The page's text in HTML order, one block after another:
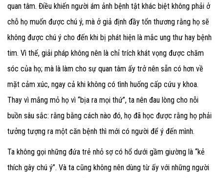
quan tâm. Điều khiến người ám ảnh bệnh tật khác biệt không phải ở
chỗ họ muốn được chú ý, mà ở giả định đầy tổn thương rằng họ sẽ
không được chú ý cho đến khi bị phát hiện là mắc ung thư hay bệnh
tim. Vì thế, giải pháp không nên là chỉ trích khát vọng được chăm
sóc của họ; mà là làm cho sự quan tâm ấy trở nên sẵn có hơn về
mặt cảm xúc, ngay cả khi không có tình huống cấp cứu y khoa.
Thay vì mắng mỏ họ vì “bịa ra mọi thứ”, ta nên đau lòng cho nỗi
buồn sâu sắc: rằng bằng cách nào đó, họ đã học được rằng họ phải
tưởng tượng ra một căn bệnh thì mới có người để ý đến mình.
Ta không gọi những đứa trẻ nhỏ sợ có hổ dưới gầm giường là “kẻ
thích gây chú ý”. Và ta cũng không nên dùng từ ấy với những người